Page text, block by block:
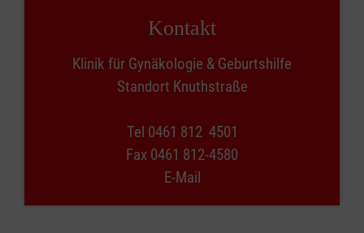
Kontakt
Klinik für Gynäkologie & Geburtshilfe
Standort Knuthstraße
Tel 0461 812 4501
Fax 0461 812-4580
E-Mail